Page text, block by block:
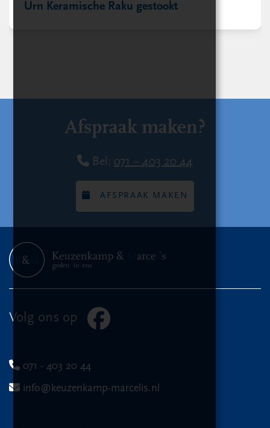
Urn Keramische Raku gestookt
Afspraak maken?
Bel: 071 – 403 20 44
AFSPRAAK MAKEN
Volg ons op
071 - 403 20 44
info@keuzenkamp-marcelis.nl